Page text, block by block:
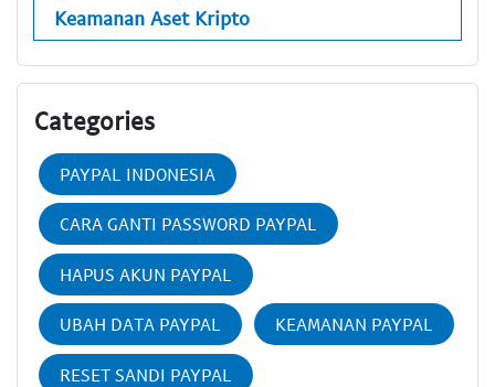
Keamanan Aset Kripto
Categories
PAYPAL INDONESIA
CARA GANTI PASSWORD PAYPAL
HAPUS AKUN PAYPAL
UBAH DATA PAYPAL KEAMANAN PAYPAL
RESET SANDI PAYPAL